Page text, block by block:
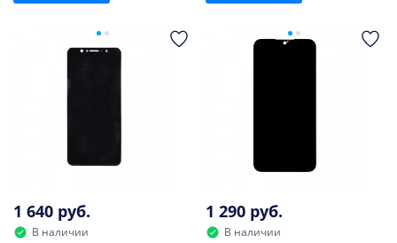
1 640 руб.
В наличии
1 290 руб.
В наличии